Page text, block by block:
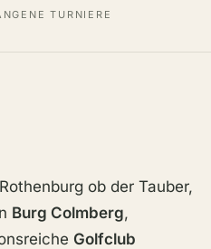
TURNIERE
ob der Tauber,
Burg Colmberg,
Golfclub